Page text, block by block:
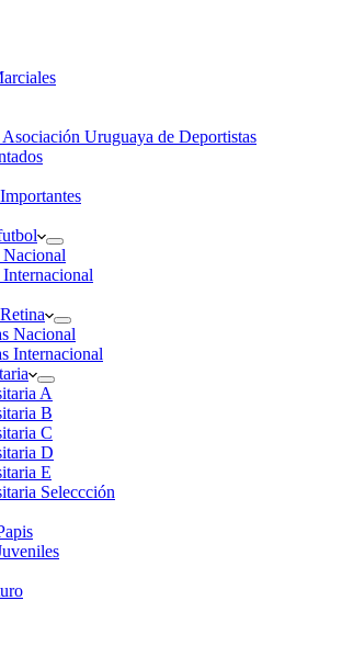
Uruguaya de Deportistas
Nacional
Internacional
A
B
C
D
E
Seleccción